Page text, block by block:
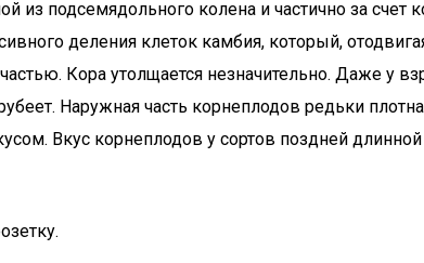
подсемядольного колена и частично за счет
деления клеток камбия, который,
Кора утолщается незначительно. Даже у
Наружная часть корнеплодов редьки
Вкус корнеплодов у сортов поздней